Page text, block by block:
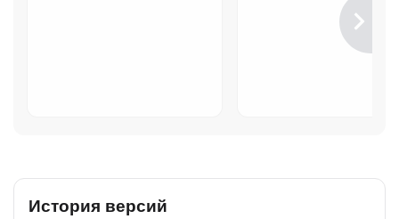
История версий